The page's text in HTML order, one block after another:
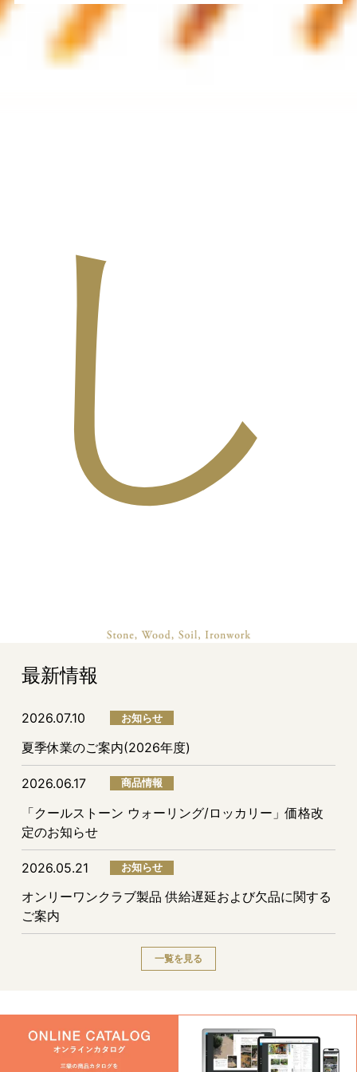
し
最新情報
2026.07.10 お知らせ
夏季休業のご案内(2026年度)
2026.06.17 商品情報
「クールストーン ウォーリング/ロッカリー」価格改
定のお知らせ
2026.05.21 お知らせ
オンリーワンクラブ製品 供給遅延および欠品に関する
ご案内
一覧を見る